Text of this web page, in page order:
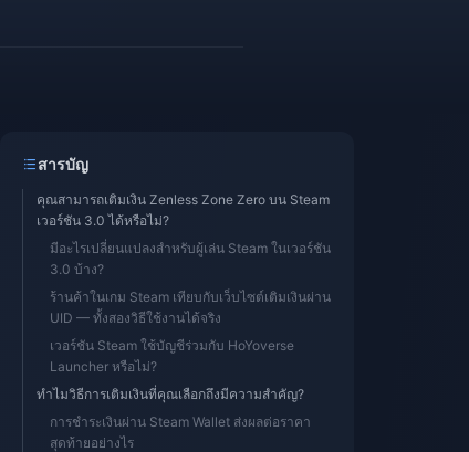
สารบัญ
คุณสามารถเติมเงิน Zenless Zone Zero บน Steam
เวอร์ชัน 3.0 ได้หรือไม่?
มีอะไรเปลี่ยนแปลงสำหรับผู้เล่น Steam ในเวอร์ชัน
3.0 บ้าง?
ร้านค้าในเกม Steam เทียบกับเว็บไซต์เติมเงินผ่าน
UID — ทั้งสองวิธีใช้งานได้จริง
เวอร์ชัน Steam ใช้บัญชีร่วมกับ HoYoverse
Launcher หรือไม่?
ทำไมวิธีการเติมเงินที่คุณเลือกถึงมีความสำคัญ?
การชำระเงินผ่าน Steam Wallet ส่งผลต่อราคา
สุดท้ายอย่างไร